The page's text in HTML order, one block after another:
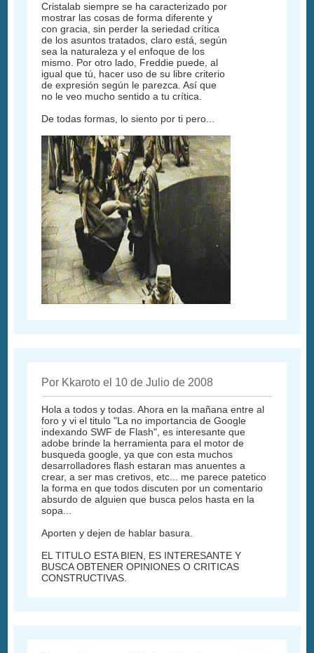
Cristalab siempre se ha caracterizado por
mostrar las cosas de forma diferente y
con gracia, sin perder la seriedad crítica
de los asuntos tratados, claro está, según
sea la naturaleza y el enfoque de los
mismo. Por otro lado, Freddie puede, al
igual que tú, hacer uso de su libre criterio
de expresión según le parezca. Así que
no le veo mucho sentido a tu crítica.
De todas formas, lo siento por ti pero...
Por Kkaroto el 10 de Julio de 2008
Hola a todos y todas. Ahora en la mañana entre al
foro y vi el titulo "La no importancia de Google
indexando SWF de Flash", es interesante que
adobe brinde la herramienta para el motor de
busqueda google, ya que con esta muchos
desarrolladores flash estaran mas anuentes a
crear, a ser mas cretivos, etc... me parece patetico
la forma en que todos discuten por un comentario
absurdo de alguien que busca pelos hasta en la
sopa...
Aporten y dejen de hablar basura.
EL TITULO ESTA BIEN, ES INTERESANTE Y
BUSCA OBTENER OPINIONES O CRITICAS
CONSTRUCTIVAS.